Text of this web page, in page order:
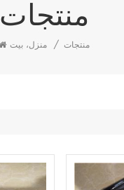
منتجات
منزل، بيت / منتجات